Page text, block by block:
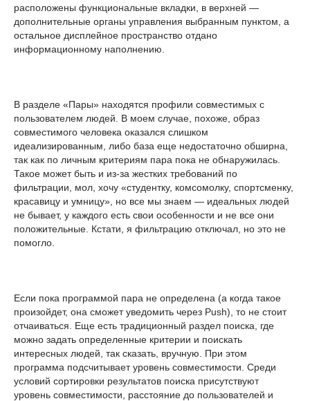
расположены функциональные вкладки, в верхней —
дополнительные органы управления выбранным пунктом, а
остальное дисплейное пространство отдано
информационному наполнению.
В разделе «Пары» находятся профили совместимых с
пользователем людей. В моем случае, похоже, образ
совместимого человека оказался слишком
идеализированным, либо база еще недостаточно обширна,
так как по личным критериям пара пока не обнаружилась.
Такое может быть и из-за жестких требований по
фильтрации, мол, хочу «студентку, комсомолку, спортсменку,
красавицу и умницу», но все мы знаем — идеальных людей
не бывает, у каждого есть свои особенности и не все они
положительные. Кстати, я фильтрацию отключал, но это не
помогло.
Если пока программой пара не определена (а когда такое
произойдет, она сможет уведомить через Push), то не стоит
отчаиваться. Еще есть традиционный раздел поиска, где
можно задать определенные критерии и поискать
интересных людей, так сказать, вручную. При этом
программа подсчитывает уровень совместимости. Среди
условий сортировки результатов поиска присутствуют
уровень совместимости, расстояние до пользователей и